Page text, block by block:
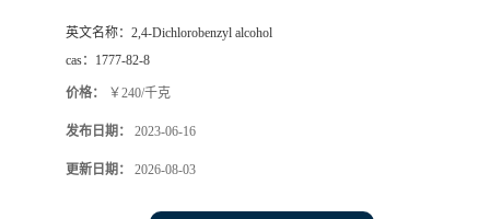
英文名称： 2,4-Dichlorobenzyl alcohol
cas： 1777-82-8
价格： ￥240/千克
发布日期： 2023-06-16
更新日期： 2026-08-03